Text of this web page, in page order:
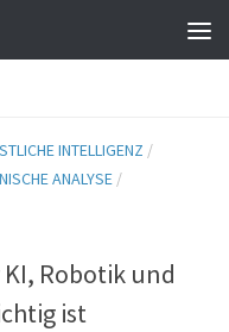
INTELLIGENZ /
ANALYSE /
Robotik und
ist